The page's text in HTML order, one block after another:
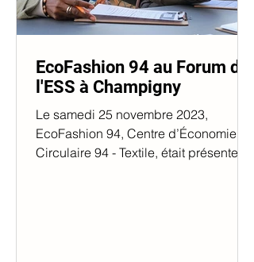
EcoFashion 94 au Forum de
l'ESS à Champigny
Le samedi 25 novembre 2023,
EcoFashion 94, Centre d’Économie
Circulaire 94 - Textile, était présente au